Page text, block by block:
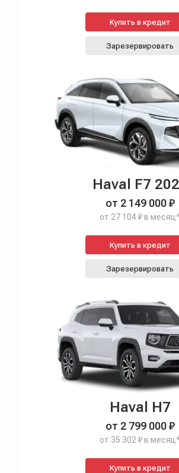
Купить в кредит
Зарезервировать
Haval F7
от 2 149 000 ₽
от 27 104 ₽ в
Купить в кредит
Зарезервировать
Haval H7
от 2 799 000 ₽
от 35 302 ₽ в
Купить в кредит